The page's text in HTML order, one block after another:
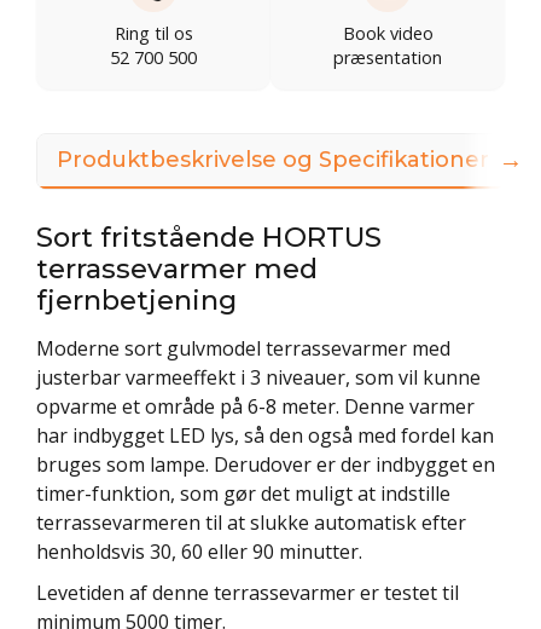
Ring til os
52 700 500
Book video
præsentation
Produktbeskrivelse og Specifikationer
Sort fritstående HORTUS
terrassevarmer med
fjernbetjening
Moderne sort gulvmodel terrassevarmer med
justerbar varmeeffekt i 3 niveauer, som vil kunne
opvarme et område på 6-8 meter. Denne varmer
har indbygget LED lys, så den også med fordel kan
bruges som lampe. Derudover er der indbygget en
timer-funktion, som gør det muligt at indstille
terrassevarmeren til at slukke automatisk efter
henholdsvis 30, 60 eller 90 minutter.
Levetiden af denne terrassevarmer er testet til
minimum 5000 timer.
→